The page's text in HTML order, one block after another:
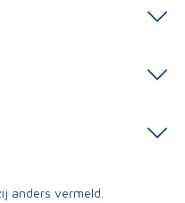
anders vermeld.